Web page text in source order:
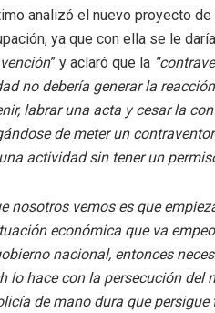
analizó el nuevo proyecto de
ya que con ella se le daría
” y aclaró que la
no debería generar la
labrar una acta y cesar la
de meter un
actividad sin tener un
nosotros vemos es que
económica que va
nacional, entonces
lo hace con la persecución del
de mano dura que